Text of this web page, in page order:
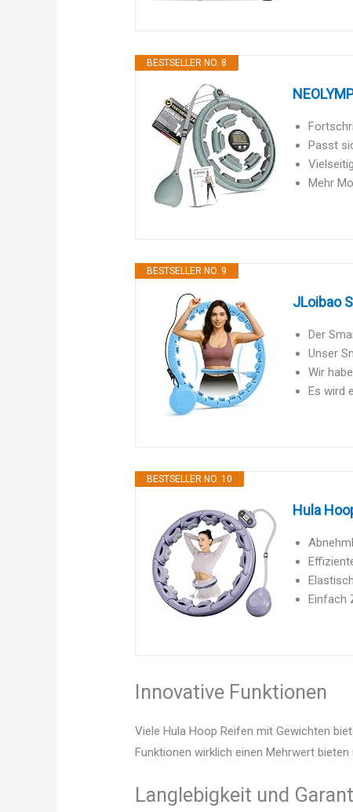
BESTSELLER NO. 8
Passt
Mehr
BESTSELLER NO. 9
JLoibao
Der
Unser
Wir
Es wird
BESTSELLER NO. 10
Hula
Einfach
Innovative Funktionen
Viele Hula Hoop Reifen mit Gewichten
Funktionen wirklich einen Mehrwert
Langlebigkeit und